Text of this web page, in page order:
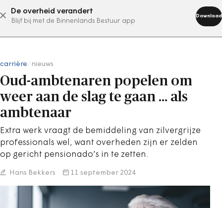
De overheid verandert
Blijf bij met de Binnenlands Bestuur app
Download
abonneer nu
carrière nieuws
Oud-ambtenaren popelen om
weer aan de slag te gaan … als
ambtenaar
Extra werk vraagt de bemiddeling van zilvergrijze
professionals wel, want overheden zijn er zelden
op gericht pensionado’s in te zetten.
Hans Bekkers 11 september 2024